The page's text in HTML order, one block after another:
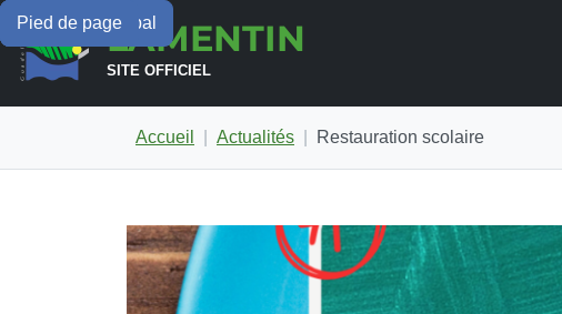
Menu principal
Contenu principal
Pied de pageLAMENTIN
SITE OFFICIEL
Accueil Actualités Restauration scolaire